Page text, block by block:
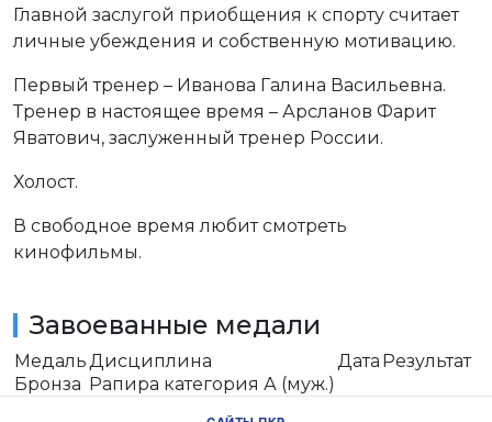
Главной заслугой приобщения к спорту считает
личные убеждения и собственную мотивацию.
Первый тренер – Иванова Галина Васильевна.
Тренер в настоящее время – Арсланов Фарит
Яватович, заслуженный тренер России.
Холост.
В свободное время любит смотреть
кинофильмы.
Завоеванные медали
МедальДисциплина Дата Результат
Бронза Рапира категория А (муж.)